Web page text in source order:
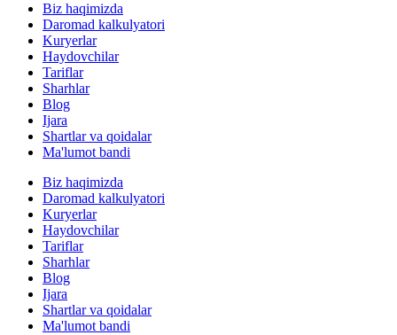
Biz haqimizda
Daromad kalkulyatori
Kuryerlar
Haydovchilar
Tariflar
Sharhlar
Blog
Ijara
Shartlar va qoidalar
Ma'lumot bandi
Biz haqimizda
Daromad kalkulyatori
Kuryerlar
Haydovchilar
Tariflar
Sharhlar
Blog
Ijara
Shartlar va qoidalar
Ma'lumot bandi